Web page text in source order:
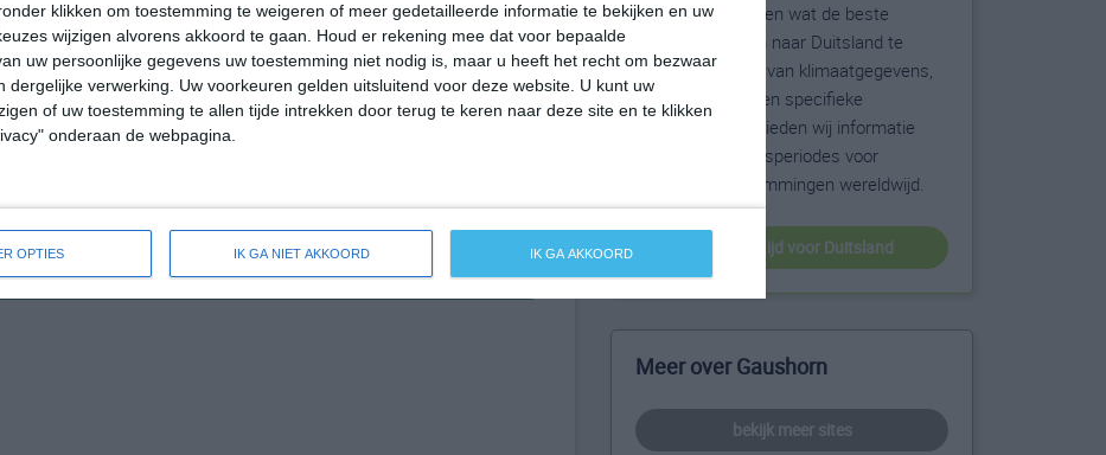
klikken om toestemming te weigeren of meer gedetailleerde informatie te bekijken en uw
wijzigen alvorens akkoord te gaan.
Houd er rekening mee dat voor bepaalde
uw persoonlijke gegevens uw toestemming niet nodig is, maar u heeft het recht om bezwaar
dergelijke verwerking. Uw voorkeuren gelden uitsluitend voor deze website. U kunt uw
of uw toestemming te allen tijde intrekken door terug te keren naar deze site en te klikken
onderaan de webpagina.
OPTIES IK GA NIET AKKOORD IK GA AKKOORD
22:00 01:00 04:00 07:00 10:00
W 3 W 2 WNW 2 W 2 WNW 3
weersverwachting voor Gaushorn
reizen. Wil je weten wat de beste
maanden zijn om naar Duitsland te
reizen? Op basis van klimaatgegevens,
weersextremen en specifieke
weerinformatie bieden wij informatie
over de beste reisperiodes voor
duizenden bestemmingen wereldwijd.
beste reistijd voor Duitsland
Meer over Gaushorn
bekijk meer sites